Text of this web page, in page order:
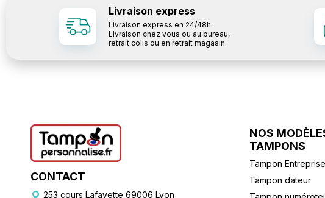
Livraison express
Livraison express en 24/48h.
Livraison chez vous ou au bureau,
retrait colis ou en retrait magasin.
CONTACT
253 cours Lafayette 69006 Lyon
NOS
TAMPONS
Tampon Entreprise
Tampon dateur